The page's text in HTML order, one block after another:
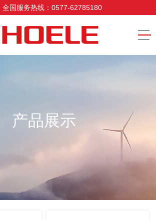
全国服务热线：0577-62785180
产品展示